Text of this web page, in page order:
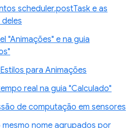
scheduler.postTask e as
"Animações" e na guia
para Animações
real na guia "Calculado"
de computação em sensores
nome agrupados por